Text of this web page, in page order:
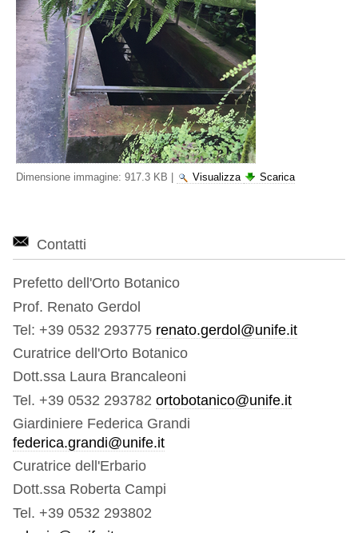
Dimensione immagine: 917.3 KB Visualizza Scarica
Contatti
Prefetto dell'Orto Botanico
Prof. Renato Gerdol
Tel: +39 0532 293775 renato.gerdol@unife.it
Curatrice dell'Orto Botanico
Dott.ssa Laura Brancaleoni
Tel. +39 0532 293782 ortobotanico@unife.it
Giardiniere Federica Grandi
federica.grandi@unife.it
Curatrice dell'Erbario
Dott.ssa Roberta Campi
Tel. +39 0532 293802